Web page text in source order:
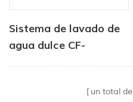
Sistema de lavado de
agua dulce CF-
automática portátilun total de